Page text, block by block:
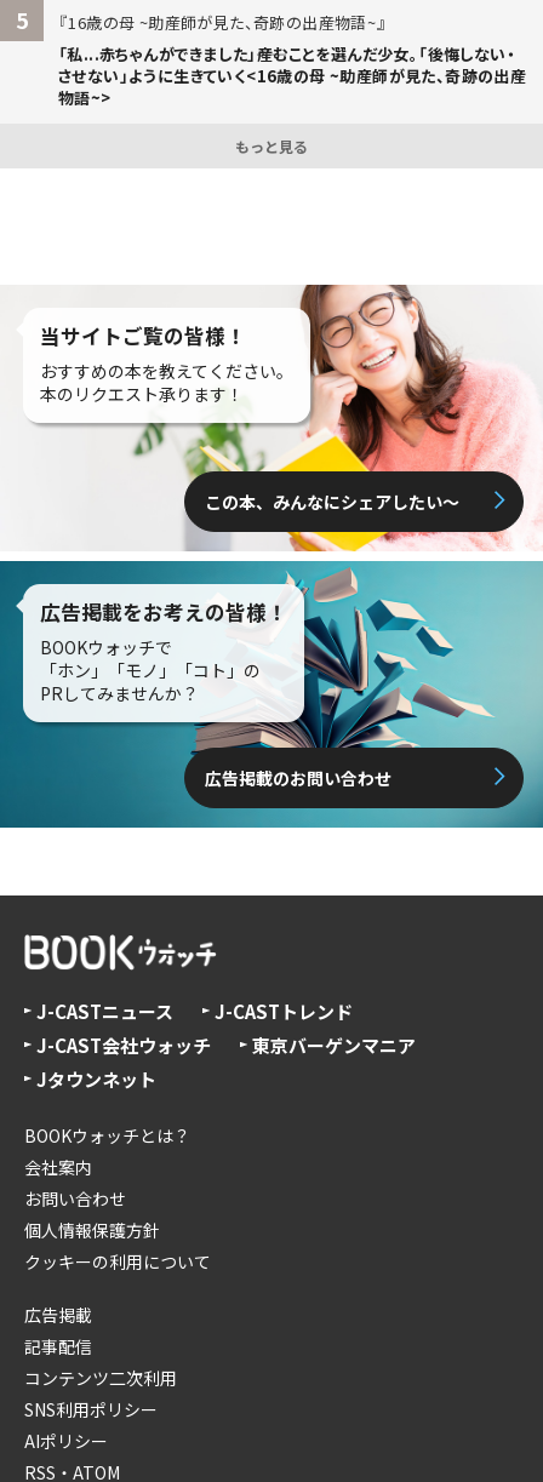
5
16歳の母 ~助産師が見た、奇跡の出産物語~
「私...赤ちゃんができました」――産むことを選んだ少女。「後悔しない・
させない」ように生きていく<16歳の母 ~助産師が見た、奇跡の出産
物語~>
もっと見る
当サイトご覧の皆様！
おすすめの本を教えてください。
本のリクエスト承ります！
この本、みんなにシェアしたい〜
広告掲載をお考えの皆様！
BOOKウォッチで
「ホン」「モノ」「コト」の
PRしてみませんか？
広告掲載のお問い合わせ
J-CASTニュース
J-CASTトレンド
J-CAST会社ウォッチ
東京バーゲンマニア
Jタウンネット
BOOKウォッチとは？
会社案内
お問い合わせ
個人情報保護方針
クッキーの利用について
広告掲載
記事配信
コンテンツ二次利用
SNS利用ポリシー
AIポリシー
RSS・ATOM